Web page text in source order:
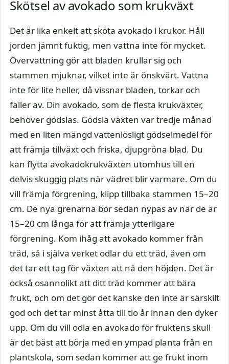
Skötsel av avokado som krukväxt
Det är lika enkelt att sköta avokado i krukor. Håll
jorden jämnt fuktig, men vattna inte för mycket.
Övervattning gör att bladen krullar sig och
stammen mjuknar, vilket inte är önskvärt. Vattna
inte för lite heller, då vissnar bladen, torkar och
faller av. Din avokado, som de flesta krukväxter,
behöver gödslas. Gödsla växten var tredje månad
med en liten mängd vattenlösligt gödselmedel för
att främja tillväxt och friska, djupgröna blad. Du
kan flytta avokadokrukväxten utomhus till en
delvis skuggig plats när vädret blir varmare. Om du
vill främja förgrening, klipp tillbaka stammen 15–20
cm. De nya grenarna bör sedan nypas av när de är
15–20 cm långa för att främja ytterligare
förgrening. Kom ihåg att avokado kommer från
träd, så i själva verket odlar du ett träd, även om
det tar ett tag för växten att nå den höjden. Det är
också osannolikt att ditt träd kommer att bära
frukt, och om det gör det kanske den inte är särskilt
god och det tar minst åtta till tio år innan den dyker
upp. Om du vill odla en avokado för fruktens skull
är det bäst att börja med en ympad planta från en
plantskola, som sedan kommer att ge frukt inom